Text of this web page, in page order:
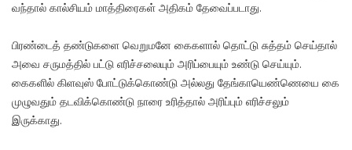
வந்தால் கால்சியம் மாத்திரைகள் அதிகம் தேவைப்படாது.
பிரண்டைத் தண்டுகளை வெறுமனே கைகளால் தொட்டு சுத்தம் செய்தால்
அவை சருமத்தில் பட்டு எரிச்சலையும் அரிப்பையும் உண்டு செய்யும்.
கைகளில் கிளவுஸ் போட்டுக்கொண்டு அல்லது தேங்காயெண்ணெயை கை
முழுவதும் தடவிக்கொண்டு நாரை உரித்தால் அரிப்பும் எரிச்சலும்
இருக்காது.